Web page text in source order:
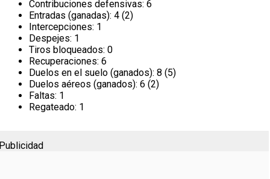
Contribuciones defensivas: 6
Entradas (ganadas): 4 (2)
Intercepciones: 1
Despejes: 1
Tiros bloqueados: 0
Recuperaciones: 6
Duelos en el suelo (ganados): 8 (5)
Duelos aéreos (ganados): 6 (2)
Faltas: 1
Regateado: 1